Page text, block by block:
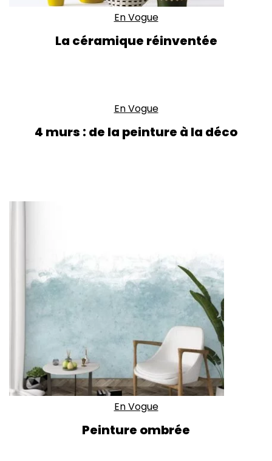
En Vogue
La céramique réinventée
En Vogue
4 murs : de la peinture à la déco
En Vogue
Peinture ombrée